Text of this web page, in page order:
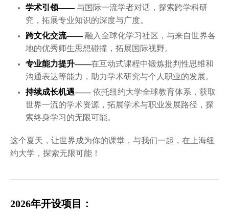
学术引领——与国际一流学者对话，探索跨学科研
究，拓展专业知识的深度与广度。
跨文化交流——融入全球化学习社区，与来自世界各
地的优秀师生思想碰撞，拓展国际视野。
专业能力提升——在互动式课程中锻炼批判性思维和
沟通表达等能力，助力学术研究与个人职业的发展。
持续成长机遇——依托纽约大学全球教育体系，获取
世界一流的学术资源，拓展学术与职业发展路径，探
索终身学习的无限可能。
这个夏天，让世界成为你的课堂，与我们一起，在上海纽
约大学，探索无限可能！
2026年开设项目：